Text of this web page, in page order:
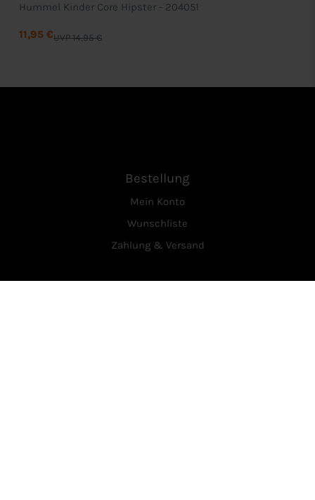
Hummel Kinder Core Hipster - 204051
UVP 14,95 €
11,95 €
Bestellung
Mein Konto
Wunschliste
Zahlung & Versand